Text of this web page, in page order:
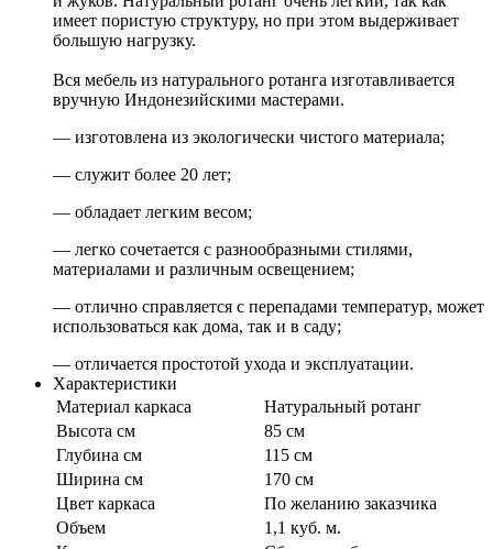
имеет пористую структуру, но при этом выдерживает
большую нагрузку.
Вся мебель из натурального ротанга изготавливается
вручную Индонезийскими мастерами.
— изготовлена из экологически чистого материала;
— служит более 20 лет;
— обладает легким весом;
— легко сочетается с разнообразными стилями,
материалами и различным освещением;
— отлично справляется с перепадами температур, может
использоваться как дома, так и в саду;
— отличается простотой ухода и эксплуатации.
Характеристики
Материал каркаса
Натуральный ротанг
Высота см
85 см
Глубина см
115 см
Ширина см
170 см
Цвет каркаса
По желанию заказчика
Объем
1,1 куб. м.